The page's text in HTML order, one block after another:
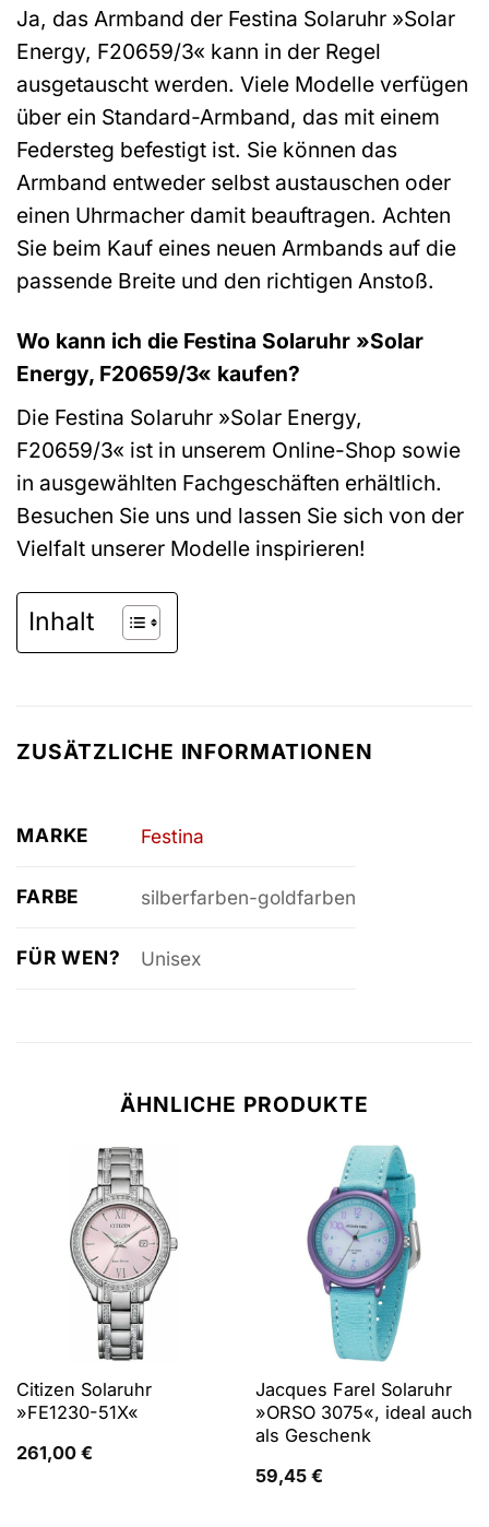
Ja, das Armband der Festina Solaruhr »Solar
Energy, F20659/3« kann in der Regel
ausgetauscht werden. Viele Modelle verfügen
über ein Standard-Armband, das mit einem
Federsteg befestigt ist. Sie können das
Armband entweder selbst austauschen oder
einen Uhrmacher damit beauftragen. Achten
Sie beim Kauf eines neuen Armbands auf die
passende Breite und den richtigen Anstoß.
Wo kann ich die Festina Solaruhr »Solar
Energy, F20659/3« kaufen?
Die Festina Solaruhr »Solar Energy,
F20659/3« ist in unserem Online-Shop sowie
in ausgewählten Fachgeschäften erhältlich.
Besuchen Sie uns und lassen Sie sich von der
Vielfalt unserer Modelle inspirieren!
Inhalt
ZUSÄTZLICHE INFORMATIONEN
MARKE Festina
FARBE silberfarben-goldfarben
FÜR WEN? Unisex
ÄHNLICHE PRODUKTE
Citizen Solaruhr
»FE1230-51X«
261,00 €
Jacques Farel Solaruhr
»ORSO 3075«, ideal auch
als Geschenk
59,45 €